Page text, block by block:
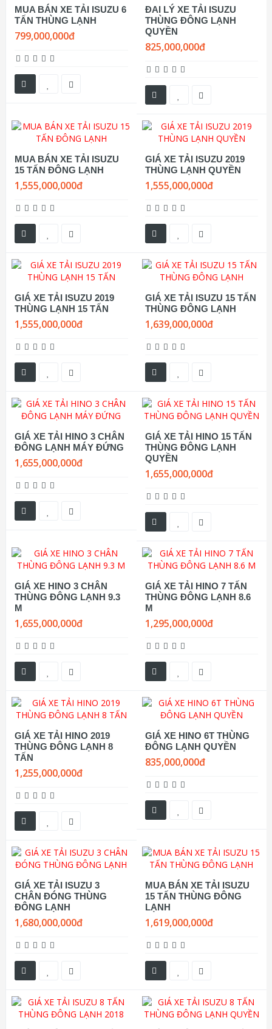
MUA BÁN XE TẢI ISUZU 6
TẤN THÙNG LẠNH
799,000,000đ
ĐAI LÝ XE TẢI ISUZU
THÙNG ĐÔNG LẠNH
QUYỀN
825,000,000đ
MUA BÁN XE TẢI ISUZU
15 TẤN ĐÔNG LẠNH
1,555,000,000đ
GIÁ XE TẢI ISUZU 2019
THÙNG LẠNH QUYỀN
1,555,000,000đ
GIÁ XE TẢI ISUZU 2019
THÙNG LẠNH 15 TẤN
1,555,000,000đ
GIÁ XE TẢI ISUZU 15 TẤN
THÙNG ĐÔNG LẠNH
1,639,000,000đ
GIÁ XE TẢI HINO 3 CHÂN
ĐÔNG LẠNH MÁY ĐỨNG
1,655,000,000đ
GIÁ XE TẢI HINO 15 TẤN
THÙNG ĐÔNG LẠNH
QUYỀN
1,655,000,000đ
GIÁ XE HINO 3 CHÂN
THÙNG ĐÔNG LẠNH 9.3
M
1,655,000,000đ
GIÁ XE TẢI HINO 7 TẤN
THÙNG ĐÔNG LẠNH 8.6
M
1,295,000,000đ
GIÁ XE TẢI HINO 2019
THÙNG ĐÔNG LẠNH 8
TẤN
1,255,000,000đ
GIÁ XE HINO 6T THÙNG
ĐÔNG LẠNH QUYỀN
835,000,000đ
GIÁ XE TẢI ISUZU 3
CHÂN ĐÓNG THÙNG
ĐÔNG LẠNH
1,680,000,000đ
MUA BÁN XE TẢI ISUZU
15 TẤN THÙNG ĐÔNG
LẠNH
1,619,000,000đ